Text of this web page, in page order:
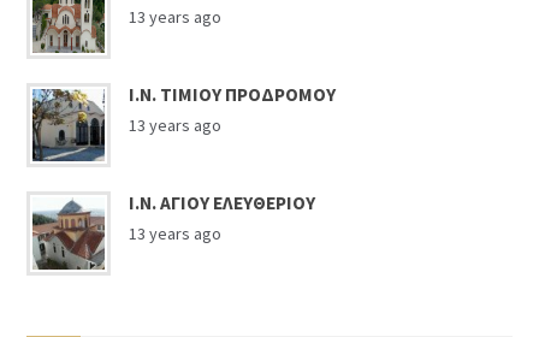
13 years ago
Ι.Ν. ΤΙΜΙΟΥ ΠΡΟΔΡΟΜΟΥ
13 years ago
Ι.Ν. ΑΓΙΟΥ ΕΛΕΥΘΕΡΙΟΥ
13 years ago